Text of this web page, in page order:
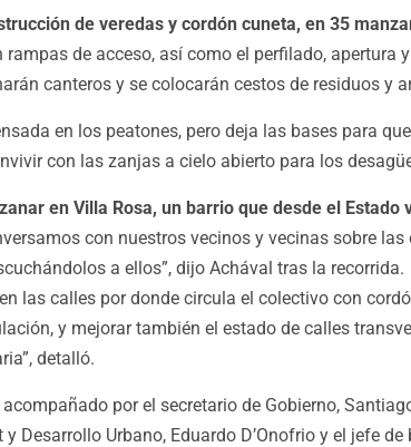
de veredas y cordón cuneta, en 35
de acceso, así como el perfilado, apertura
canteros y se colocarán cestos de residuos y
en los peatones, pero deja las bases para
con las zanjas a cielo abierto para los
en Villa Rosa, un barrio que desde el Estado
con nuestros vecinos y vecinas sobre las
a ellos”, dijo Achával tras la recorrida.
las calles por donde circula el colectivo con
y mejorar también el estado de calles
detalló.
por el secretario de Gobierno,
Desarrollo Urbano, Eduardo D’Onofrio y el jefe de